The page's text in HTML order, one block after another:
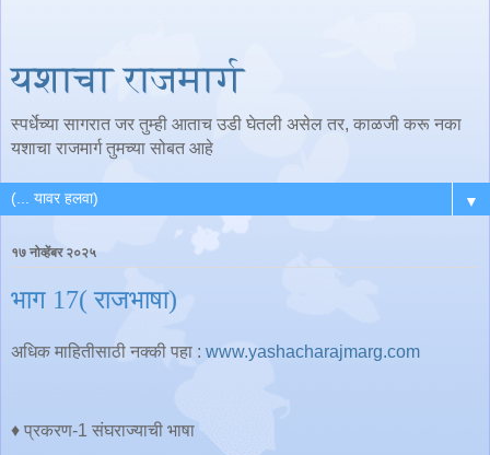
यशाचा राजमार्ग
स्पर्धेच्या सागरात जर तुम्ही आताच उडी घेतली असेल तर, काळजी करू नका
यशाचा राजमार्ग तुमच्या सोबत आहे
▼
१७ नोव्हेंबर २०२५
भाग 17( राजभाषा)
अधिक माहितीसाठी नक्की पहा : www.yashacharajmarg.com
♦️ प्रकरण-1 संघराज्याची भाषा